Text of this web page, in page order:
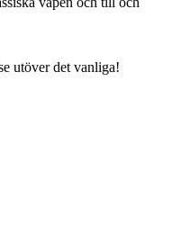
utöver det vanliga!